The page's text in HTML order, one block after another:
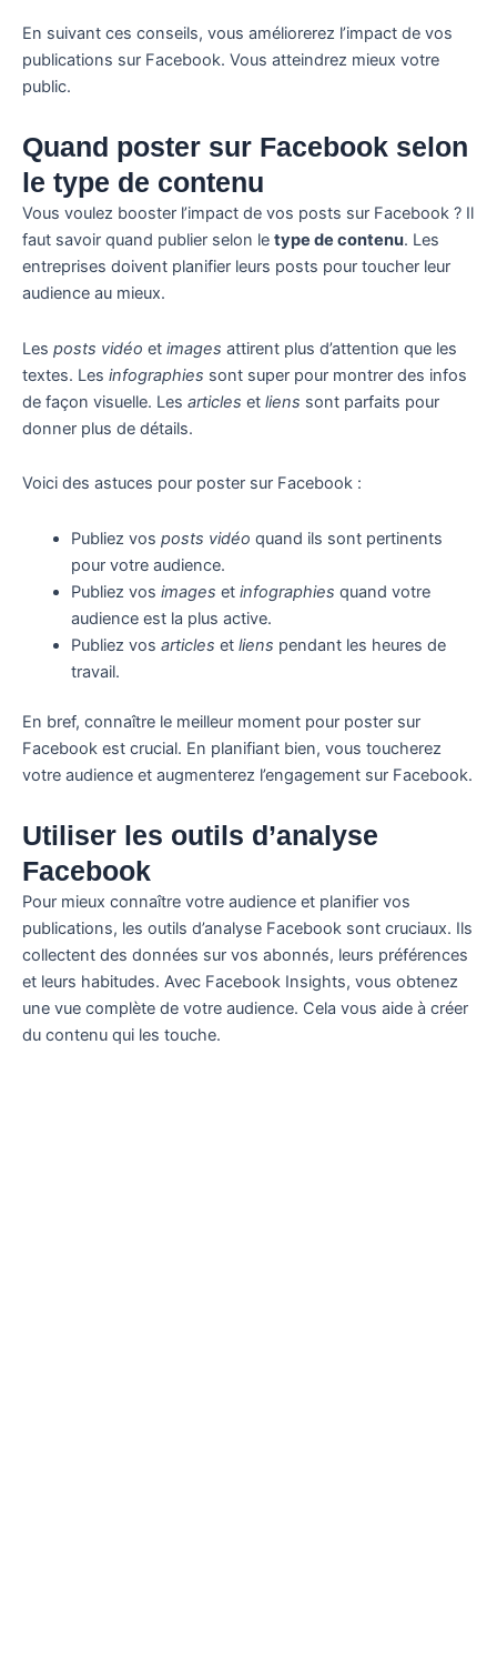
En suivant ces conseils, vous améliorerez l’impact de vos
publications sur Facebook. Vous atteindrez mieux votre
public.
Quand poster sur Facebook selon
le type de contenu
Vous voulez booster l’impact de vos posts sur Facebook ? Il
faut savoir quand publier selon le type de contenu. Les
entreprises doivent planifier leurs posts pour toucher leur
audience au mieux.
Les posts vidéo et images attirent plus d’attention que les
textes. Les infographies sont super pour montrer des infos
de façon visuelle. Les articles et liens sont parfaits pour
donner plus de détails.
Voici des astuces pour poster sur Facebook :
Publiez vos posts vidéo quand ils sont pertinents
pour votre audience.
Publiez vos images et infographies quand votre
audience est la plus active.
Publiez vos articles et liens pendant les heures de
travail.
En bref, connaître le meilleur moment pour poster sur
Facebook est crucial. En planifiant bien, vous toucherez
votre audience et augmenterez l’engagement sur Facebook.
Utiliser les outils d’analyse
Facebook
Pour mieux connaître votre audience et planifier vos
publications, les outils d’analyse Facebook sont cruciaux. Ils
collectent des données sur vos abonnés, leurs préférences
et leurs habitudes. Avec Facebook Insights, vous obtenez
une vue complète de votre audience. Cela vous aide à créer
du contenu qui les touche.